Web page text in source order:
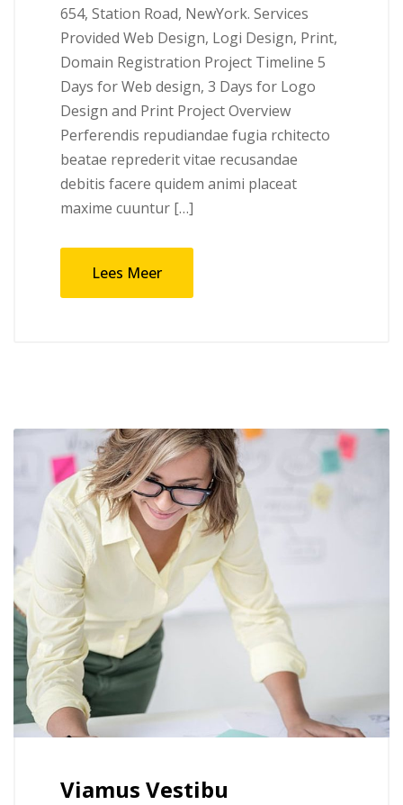
654, Station Road, NewYork. Services
Provided Web Design, Logi Design, Print,
Domain Registration Project Timeline 5
Days for Web design, 3 Days for Logo
Design and Print Project Overview
Perferendis repudiandae fugia rchitecto
beatae reprederit vitae recusandae
debitis facere quidem animi placeat
maxime cuuntur […]
Lees Meer
Viamus Vestibu